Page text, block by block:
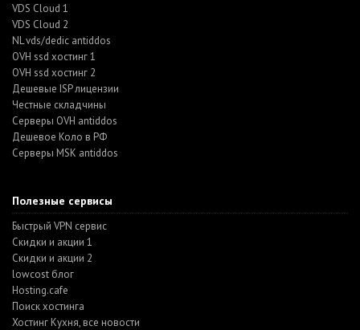
VDS Cloud 1
VDS Cloud 2
NL vds/dedic antiddos
OVH ssd хостинг 1
OVH ssd хостинг 2
Дешевые ISP лицензии
Честные складчины
Серверы OVH antiddos
Дешевое Коло в РФ
Серверы MSK antiddos
Полезные сервисы
Быстрый VPN сервис
Скидки и акции 1
Скидки и акции 2
lowcost блог
Hosting.cafe
Поиск хостинга
Хостинг Кухня, все новости